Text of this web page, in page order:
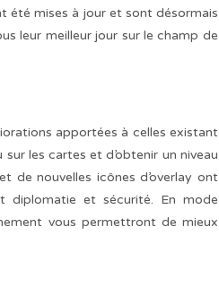
été mises à jour et sont désormais
leur meilleur jour sur le champ de
apportées à celles existant
les cartes et d’obtenir un niveau
de nouvelles icônes d’overlay ont
diplomatie et sécurité. En mode
vous permettront de mieux